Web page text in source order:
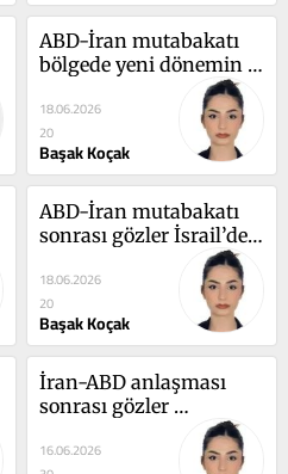
ABD-İran mutabakatı
bölgede yeni dönemin
kapısını aralıyor: 'Asıl
hesaplaşma bir sonraki
raunda ertelenmiş
olabilir'
18.06.2026
20
Başak Koçak
ABD-İran mutabakatı
sonrası gözler İsrail’de:
‘Tel Aviv’in güvenlik
söylemi inandırıcılığını
yitirdi’
18.06.2026
20
Başak Koçak
İran-ABD anlaşması
sonrası gözler
Ortadoğu'da: Savaşın
çerçevesini çizen
16.06.2026